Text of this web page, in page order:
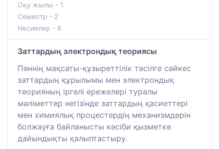
Оқу жылы - 1
Семестр - 2
Несиелер - 6
Заттардың электрондық теориясы
Пәннің мақсаты-құзыреттілік тәсілге сәйкес
заттардың құрылымы мен электрондық
теорияның іргелі ережелері туралы
мәліметтер негізінде заттардың қасиеттері
мен химиялық процестердің механизмдерін
болжауға байланысты кәсіби қызметке
дайындықты қалыптастыру.